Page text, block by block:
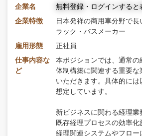
企業名
無料登録・ログインすると
企業特徴
日本発祥の商用車分野で
ラック・バスメーカー
雇用形態
正社員
仕事内容な
ど
本ポジションでは、通常
体制構築に関連する重要
いただきます。具体的に
想定しています。
新ビジネスに関わる経理
既存経理プロセスの効率
経理関連システムやフロ